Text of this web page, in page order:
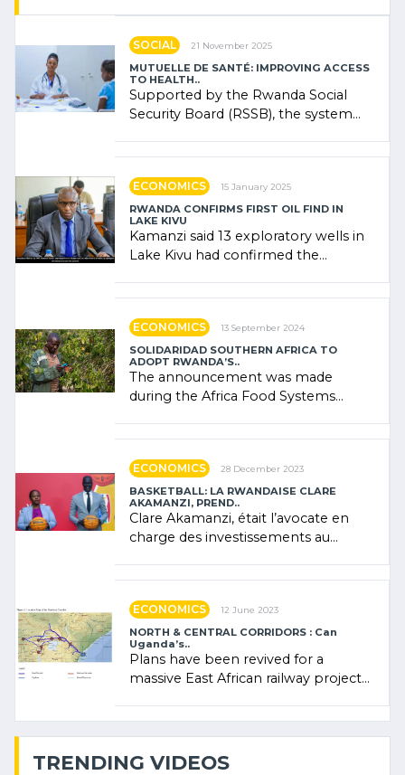
SOCIAL 21 November 2025
MUTUELLE DE SANTÉ: IMPROVING ACCESS
TO HEALTH..
Supported by the Rwanda Social
Security Board (RSSB), the system
ECONOMICS 15 January 2025
RWANDA CONFIRMS FIRST OIL FIND IN
LAKE KIVU
Kamanzi said 13 exploratory wells in
Lake Kivu had confirmed the
ECONOMICS 13 September 2024
SOLIDARIDAD SOUTHERN AFRICA TO
ADOPT RWANDA’S..
The announcement was made
during the Africa Food Systems
ECONOMICS 28 December 2023
BASKETBALL: LA RWANDAISE CLARE
AKAMANZI, PREND..
Clare Akamanzi, était l’avocate en
charge des investissements au
ECONOMICS 12 June 2023
NORTH & CENTRAL CORRIDORS : Can
Uganda’s..
Plans have been revived for a
massive East African railway project
TRENDING VIDEOS